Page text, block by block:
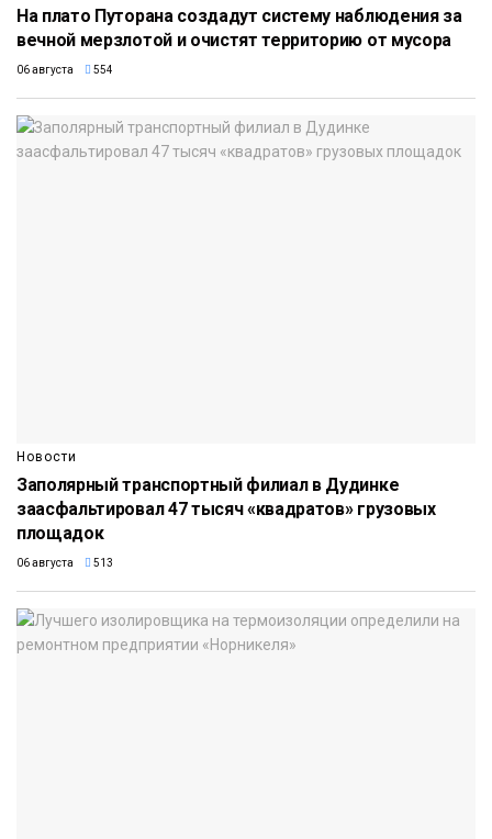
На плато Путорана создадут систему наблюдения за
вечной мерзлотой и очистят территорию от мусора
06 августа 554
Новости
Заполярный транспортный филиал в Дудинке
заасфальтировал 47 тысяч «квадратов» грузовых
площадок
06 августа 513